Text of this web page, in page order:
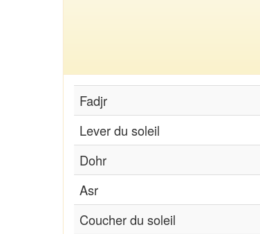
Fadjr
Lever du soleil
Dohr
Asr
Coucher du soleil